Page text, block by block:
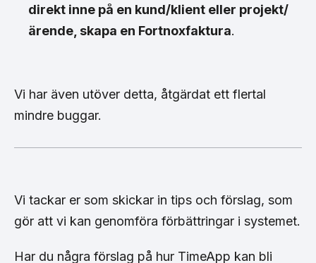
direkt inne på en kund/klient eller projekt/
ärende, skapa en Fortnoxfaktura.
Vi har även utöver detta, åtgärdat ett flertal
mindre buggar.
Vi tackar er som skickar in tips och förslag, som
gör att vi kan genomföra förbättringar i systemet.
Har du några förslag på hur TimeApp kan bli